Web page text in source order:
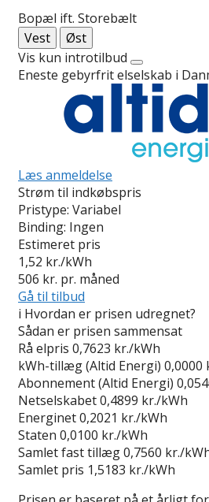
Bopæl ift. Storebælt
Vest
Øst
Vis kun introtilbud
Eneste gebyrfrit elselskab i
Læs anmeldelse
Strøm til indkøbspris
Pristype: Variabel
Binding: Ingen
Estimeret pris
1,52 kr./kWh
506 kr. pr. måned
Gå til tilbud
i Hvordan er prisen udregnet?
Sådan er prisen sammensat
Rå elpris 0,7623 kr./kWh
kWh-tillæg (Altid Energi) 0,0000
Abonnement (Altid Energi)
Netselskabet0,4899 kr./kWh
Energinet0,2021 kr./kWh
Staten 0,0100 kr./kWh
Samlet fast tillæg0,7560 kr./
Samlet pris 1,5183 kr./kWh